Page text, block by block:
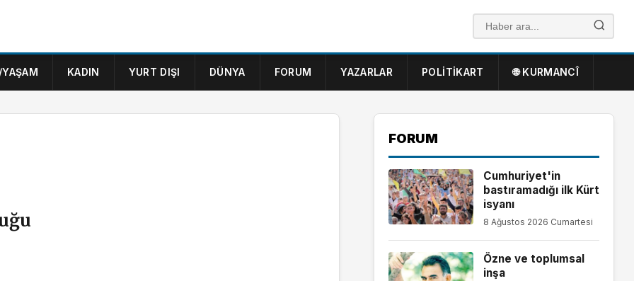
KADIN YURT DIŞI DÜNYA FORUM YAZARLAR POLITIKART 🌐 KURMANCÎ
FORUM
Cumhuriyet'in
bastıramadığı ilk Kürt
isyanı
8 Ağustos 2026 Cumartesi
Özne ve toplumsal
inşa